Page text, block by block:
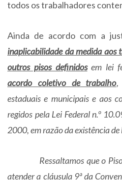
todos os trabalhadores
Ainda de acordo com a
inaplicabilidade da medida aos
outros pisos definidosem lei
acordo coletivo de trabalho,
estaduais e municipais e aos
regidos pela Lei Federal n.º
2000, em razão da existência de
Ressaltamos que o Piso
atender a cláusula 9ª da